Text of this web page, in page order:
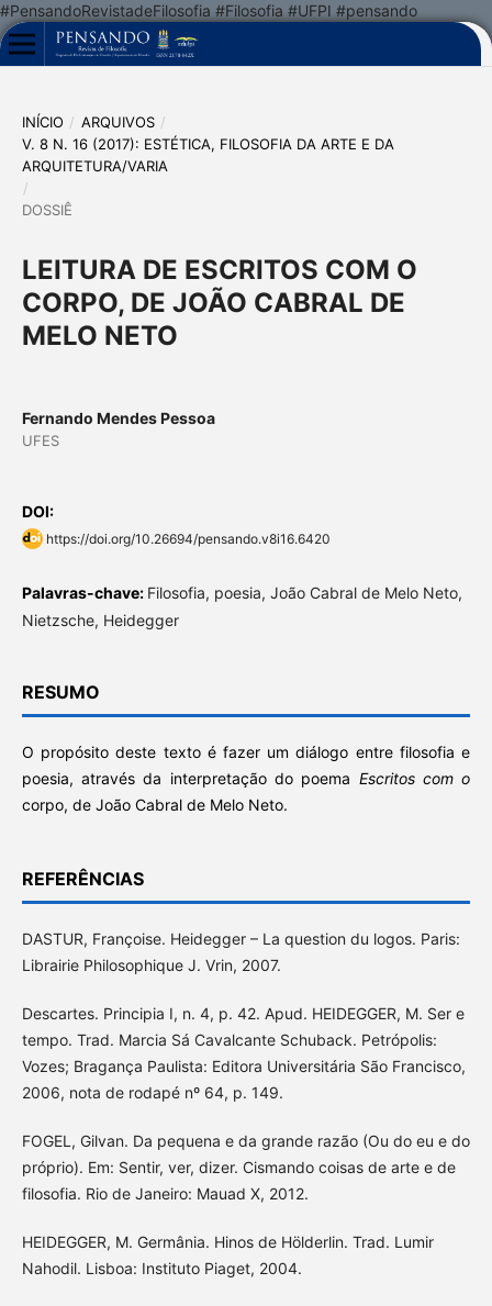
#PensandoRevistadeFilosofia #Filosofia #UFPI #pensando
INÍCIO / ARQUIVOS /
V. 8 N. 16 (2017): ESTÉTICA, FILOSOFIA DA ARTE E DA
ARQUITETURA/VARIA
/
DOSSIÊ
LEITURA DE ESCRITOS COM O
CORPO, DE JOÃO CABRAL DE
MELO NETO
Fernando Mendes Pessoa
UFES
DOI:
https://doi.org/10.26694/pensando.v8i16.6420
Palavras-chave: Filosofia, poesia, João Cabral de Melo Neto,
Nietzsche, Heidegger
RESUMO
O propósito deste texto é fazer um diálogo entre filosofia e
poesia, através da interpretação do poema Escritos com o
corpo, de João Cabral de Melo Neto.
REFERÊNCIAS
DASTUR, Françoise. Heidegger – La question du logos. Paris:
Librairie Philosophique J. Vrin, 2007.
Descartes. Principia I, n. 4, p. 42. Apud. HEIDEGGER, M. Ser e
tempo. Trad. Marcia Sá Cavalcante Schuback. Petrópolis:
Vozes; Bragança Paulista: Editora Universitária São Francisco,
2006, nota de rodapé nº 64, p. 149.
FOGEL, Gilvan. Da pequena e da grande razão (Ou do eu e do
próprio). Em: Sentir, ver, dizer. Cismando coisas de arte e de
filosofia. Rio de Janeiro: Mauad X, 2012.
HEIDEGGER, M. Germânia. Hinos de Hölderlin. Trad. Lumir
Nahodil. Lisboa: Instituto Piaget, 2004.